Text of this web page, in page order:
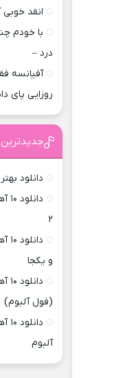
انقد
با خودم
درد –
آفیانسه
روزایی پای
دانلود
۲
و یکجا
(فول آلبوم)
آلبوم